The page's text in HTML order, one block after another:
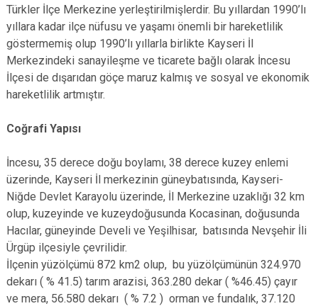
Türkler İlçe Merkezine yerleştirilmişlerdir. Bu yıllardan 1990’lı
yıllara kadar ilçe nüfusu ve yaşamı önemli bir hareketlilik
göstermemiş olup 1990’lı yıllarla birlikte Kayseri İl
Merkezindeki sanayileşme ve ticarete bağlı olarak İncesu
İlçesi de dışarıdan göçe maruz kalmış ve sosyal ve ekonomik
hareketlilik artmıştır.
Coğrafi Yapısı
İncesu, 35 derece doğu boylamı, 38 derece kuzey enlemi
üzerinde, Kayseri İl merkezinin güneybatısında, Kayseri-
Niğde Devlet Karayolu üzerinde, İl Merkezine uzaklığı 32 km
olup, kuzeyinde ve kuzeydoğusunda Kocasinan, doğusunda
Hacılar, güneyinde Develi ve Yeşilhisar, batısında Nevşehir İli
Ürgüp ilçesiyle çevrilidir.
İlçenin yüzölçümü 872 km2 olup, bu yüzölçümünün 324.970
dekarı ( % 41.5) tarım arazisi, 363.280 dekar ( %46.45) çayır
ve mera, 56.580 dekarı ( % 7.2 ) orman ve fundalık, 37.120